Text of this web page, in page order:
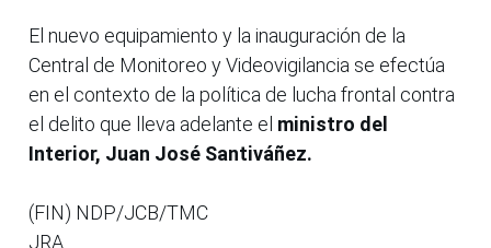
El nuevo equipamiento y la inauguración de la
Central de Monitoreo y Videovigilancia se efectúa
en el contexto de la política de lucha frontal contra
el delito que lleva adelante el ministro del
Interior, Juan José Santiváñez.
(FIN) NDP/JCB/TMC
JRA